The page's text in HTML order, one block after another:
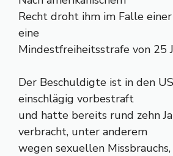
Recht droht ihm im Falle
eine
Mindestfreiheitsstrafe von 25
Der Beschuldigte ist in den
einschlägig vorbestraft
und hatte bereits rund zehn
verbracht, unter anderem
wegen sexuellen